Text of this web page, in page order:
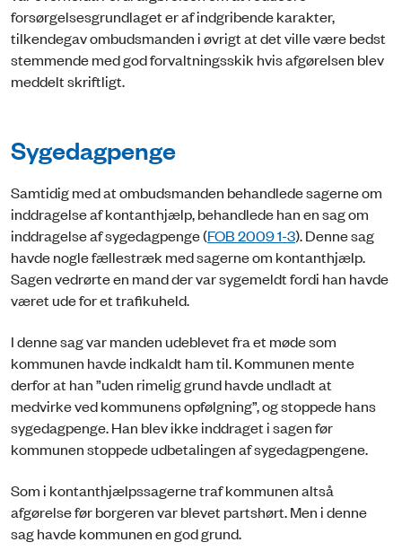
forsørgelsesgrundlaget er af indgribende karakter,
tilkendegav ombudsmanden i øvrigt at det ville være bedst
stemmende med god forvaltningsskik hvis afgørelsen blev
meddelt skriftligt.
Sygedagpenge
Samtidig med at ombudsmanden behandlede sagerne om
inddragelse af kontanthjælp, behandlede han en sag om
inddragelse af sygedagpenge (FOB 2009 1-3). Denne sag
havde nogle fællestræk med sagerne om kontanthjælp.
Sagen vedrørte en mand der var sygemeldt fordi han havde
været ude for et trafikuheld.
I denne sag var manden udeblevet fra et møde som
kommunen havde indkaldt ham til. Kommunen mente
derfor at han ”uden rimelig grund havde undladt at
medvirke ved kommunens opfølgning”, og stoppede hans
sygedagpenge. Han blev ikke inddraget i sagen før
kommunen stoppede udbetalingen af sygedagpengene.
Som i kontanthjælpssagerne traf kommunen altså
afgørelse før borgeren var blevet partshørt. Men i denne
sag havde kommunen en god grund.